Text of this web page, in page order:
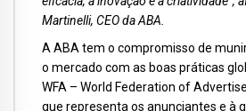
Martinelli, CEO da ABA.
A ABA tem o compromisso de
o mercado com as boas práticas
WFA – World Federation of
que representa os anunciantes e à